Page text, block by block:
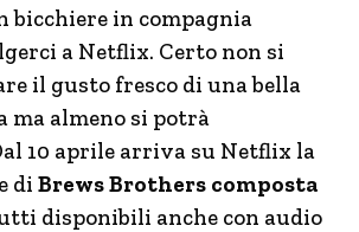
bicchiere in compagnia
a Netflix. Certo non si
il gusto fresco di una bella
ma almeno si potrà
10 aprile arriva su Netflix la
di Brews Brothers composta
disponibili anche con audio